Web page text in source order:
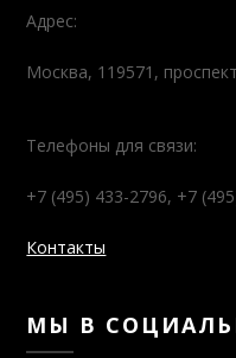
Адрес:
Москва, 119571,
Телефоны для связи:
+7 (495) 433-2796, +7
Контакты
МЫ В